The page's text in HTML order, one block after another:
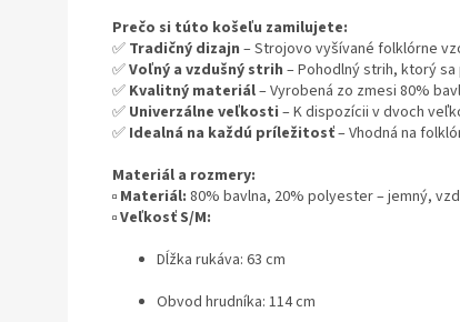
Prečo si túto košeľu zamilujete:
✅ Tradičný dizajn – Strojovo vyšívané folklórne
✅Voľný a vzdušný strih – Pohodlný strih, ktorý
✅ Kvalitný materiál– Vyrobená zo zmesi 80%
✅ Univerzálne veľkosti – K dispozícii v dvoch
✅ Idealná na každú príležitosť– Vhodná na
Materiál a rozmery:
▫️ Materiál: 80% bavlna, 20% polyester – jemný,
▫️Veľkosť S/M:
Dĺžka rukáva: 63 cm
Obvod hrudníka: 114 cm